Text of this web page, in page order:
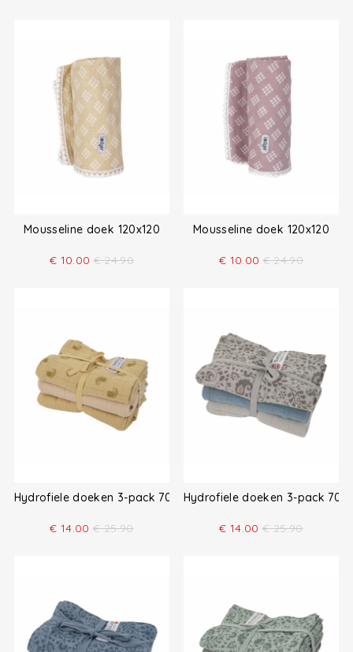
Mousseline doek 120x120
€ 10.00 € 24.90
Mousseline doek 120x120
€ 10.00 € 24.90
Hydrofiele doeken 3-pack 70x70
€ 14.00 € 25.90
Hydrofiele doeken 3-pack
€ 14.00 € 25.90